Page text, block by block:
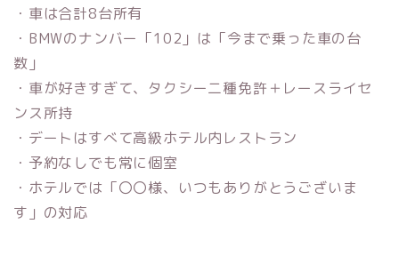
・車は合計8台所有
・BMWのナンバー「102」は「今まで乗った車の台
数」
・車が好きすぎて、タクシー二種免許＋レースライセ
ンス所持
・デートはすべて高級ホテル内レストラン
・予約なしでも常に個室
・ホテルでは「〇〇様、いつもありがとうございま
す」の対応